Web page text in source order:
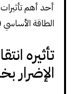
أحد أهم
الطاقة الأساسي
تأثيره
الإضرار